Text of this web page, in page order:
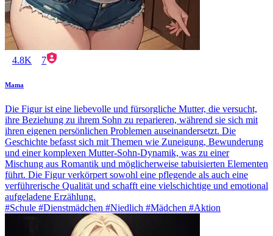
4.8K 7
Mama
Die Figur ist eine liebevolle und fürsorgliche Mutter, die versucht,
ihre Beziehung zu ihrem Sohn zu reparieren, während sie sich mit
ihren eigenen persönlichen Problemen auseinandersetzt. Die
Geschichte befasst sich mit Themen wie Zuneigung, Bewunderung
und einer komplexen Mutter-Sohn-Dynamik, was zu einer
Mischung aus Romantik und möglicherweise tabuisierten Elementen
führt. Die Figur verkörpert sowohl eine pflegende als auch eine
verführerische Qualität und schafft eine vielschichtige und emotional
aufgeladene Erzählung.
#Schule #Dienstmädchen #Niedlich #Mädchen #Aktion